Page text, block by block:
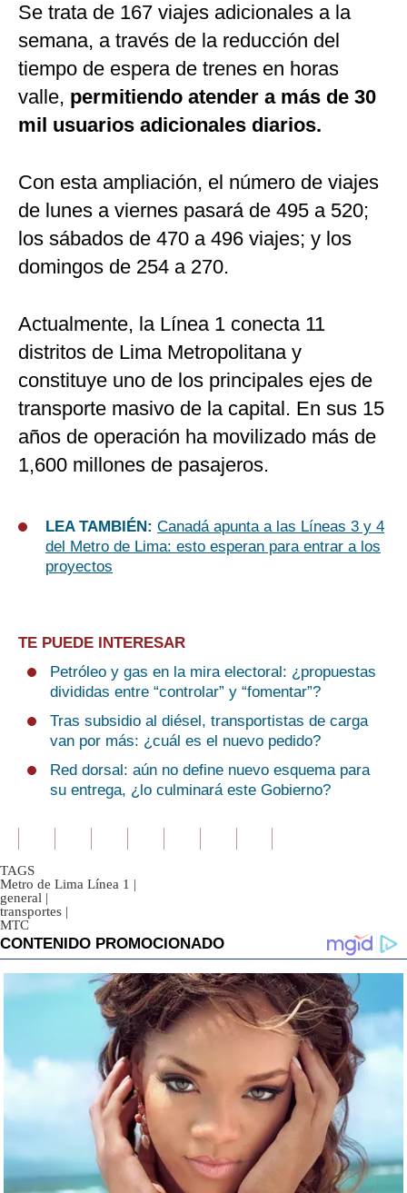
Se trata de 167 viajes adicionales a la
semana, a través de la reducción del
tiempo de espera de trenes en horas
valle, permitiendo atender a más de 30
mil usuarios adicionales diarios.
Con esta ampliación, el número de viajes
de lunes a viernes pasará de 495 a 520;
los sábados de 470 a 496 viajes; y los
domingos de 254 a 270.
Actualmente, la Línea 1 conecta 11
distritos de Lima Metropolitana y
constituye uno de los principales ejes de
transporte masivo de la capital. En sus 15
años de operación ha movilizado más de
1,600 millones de pasajeros.
LEA TAMBIÉN: Canadá apunta a las Líneas 3 y 4
del Metro de Lima: esto esperan para entrar a los
proyectos
TE PUEDE INTERESAR
Petróleo y gas en la mira electoral: ¿propuestas
divididas entre “controlar” y “fomentar”?
Tras subsidio al diésel, transportistas de carga
van por más: ¿cuál es el nuevo pedido?
Red dorsal: aún no define nuevo esquema para
su entrega, ¿lo culminará este Gobierno?
TAGS
Metro de Lima Línea 1 |
general |
transportes |
MTC